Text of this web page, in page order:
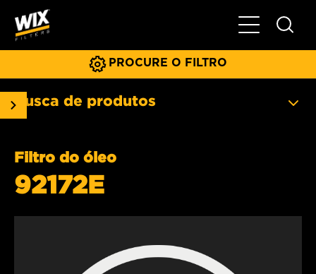
Menu
PROCURE O FILTRO
Busca de produtos
Filtro do óleo
92172E